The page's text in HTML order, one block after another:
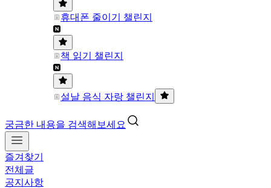
휴대폰 줄이기 챌린지
책 읽기 챌린지
설날 음식 자랑 챌린지
궁금한 내용을 검색해보세요
즐겨찾기
전체글
공지사항